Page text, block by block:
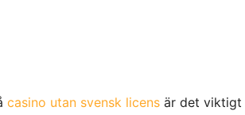
casino utan svensk licensär det viktigt